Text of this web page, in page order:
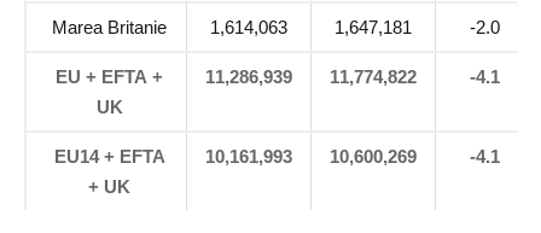
Marea Britanie 1,614,063 1,647,181 -2.0
EU + EFTA +
UK
11,286,939 11,774,822 -4.1
EU14 + EFTA
+ UK
10,161,993 10,600,269 -4.1